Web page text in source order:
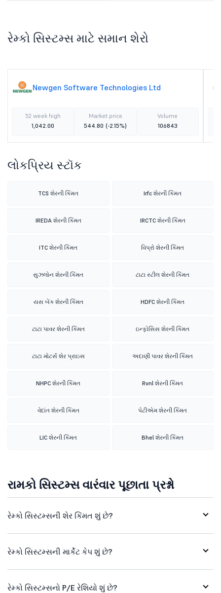
રેમ્કો સિસ્ટમ્સ માટે સમાન શેરો
Newgen Software Technologies Ltd
52 week high
1,042.00
Market price
544.80 (-2.15%)
Volume
106843
લોકપ્રિય સ્ટૉક
TCS શેરની કિંમત Irfc શેરની કિંમત
IREDA શેરની કિંમત IRCTC શેરની કિંમત
ITC શેરની કિંમત વિપ્રો શેરની કિંમત
સુઝલોન શેરની કિંમત ટાટા સ્ટીલ શેરની કિંમત
યસ બેંક શેરની કિંમત HDFC શેરની કિંમત
ટાટા પાવર શેરની કિંમત ઇન્ફોસિસ શેરની કિંમત
ટાટા મોટર્સ શેર પ્રાઇસ અદાણી પાવર શેરની કિંમત
NHPC શેરની કિંમત Rvnl શેરની કિંમત
વેદાંત શેરની કિંમત પેટીએમ શેરની કિંમત
LIC શેરની કિંમત Bhel શેરની કિંમત
રામકો સિસ્ટમ્સ વારંવાર પૂછાતા પ્રશ્નો
રેમ્કો સિસ્ટમ્સની શેર કિંમત શું છે?
રેમ્કો સિસ્ટમ્સની માર્કેટ કેપ શું છે?
રેમ્કો સિસ્ટમ્સનો P/E રેશિયો શું છે?